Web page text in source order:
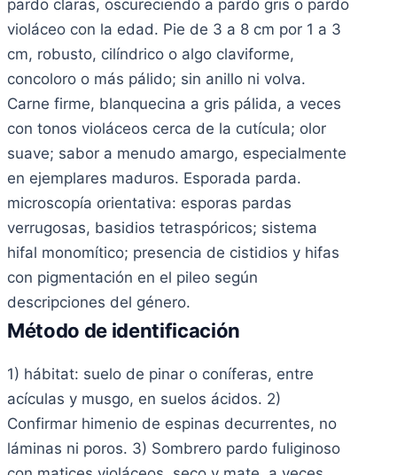
pardo claras, oscureciendo a pardo gris o pardo
violáceo con la edad. Pie de 3 a 8 cm por 1 a 3
cm, robusto, cilíndrico o algo claviforme,
concoloro o más pálido; sin anillo ni volva.
Carne firme, blanquecina a gris pálida, a veces
con tonos violáceos cerca de la cutícula; olor
suave; sabor a menudo amargo, especialmente
en ejemplares maduros. Esporada parda.
microscopía orientativa: esporas pardas
verrugosas, basidios tetraspóricos; sistema
hifal monomítico; presencia de cistidios y hifas
con pigmentación en el pileo según
descripciones del género.
Método de identificación
1) hábitat: suelo de pinar o coníferas, entre
acículas y musgo, en suelos ácidos. 2)
Confirmar himenio de espinas decurrentes, no
láminas ni poros. 3) Sombrero pardo fuliginoso